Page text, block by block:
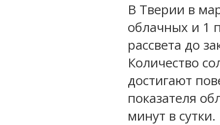
В Тверии в
облачных и 1
рассвета до
Количество
достигают
показателя
минут в сутки.